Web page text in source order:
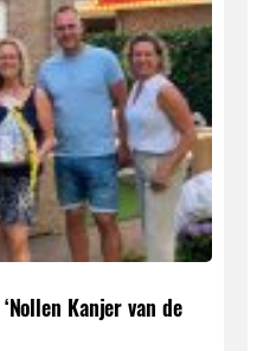
Kanjer van de